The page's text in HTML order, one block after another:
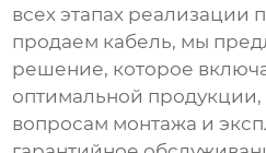
всех этапах реализации
продаем кабель, мы
решение, которое
оптимальной продукции,
вопросам монтажа и